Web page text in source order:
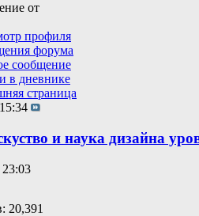
от
профиля
форума
сообщение
в дневнике
страница
15:34
и наука дизайна
20,391